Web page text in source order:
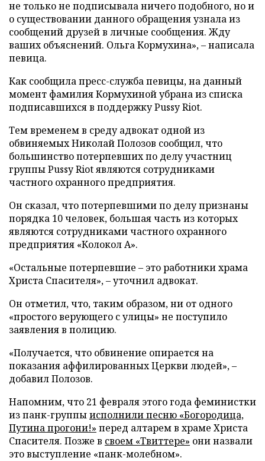
не только не подписывала ничего подобного, но и
о существовании данного обращения узнала из
сообщений друзей в личные сообщения. Жду
ваших объяснений. Ольга Кормухина», – написала
певица.
Как сообщила пресс-служба певицы, на данный
момент фамилия Кормухиной убрана из списка
подписавшихся в поддержку Pussy Riot.
Тем временем в среду адвокат одной из
обвиняемых Николай Полозов сообщил, что
большинство потерпевших по делу участниц
группы Pussy Riot являются сотрудниками
частного охранного предприятия.
Он сказал, что потерпевшими по делу признаны
порядка 10 человек, большая часть из которых
являются сотрудниками частного охранного
предприятия «Колокол А».
«Остальные потерпевшие – это работники храма
Христа Спасителя», – уточнил адвокат.
Он отметил, что, таким образом, ни от одного
«простого верующего с улицы» не поступило
заявления в полицию.
«Получается, что обвинение опирается на
показания аффилированных Церкви людей», –
добавил Полозов.
Напомним, что 21 февраля этого года феминистки
из панк-группыисполнили песню «Богородица,
Путина прогони!» перед алтарем в храме Христа
Спасителя. Позже в своем «Твиттере» они назвали
это выступление «панк-молебном».